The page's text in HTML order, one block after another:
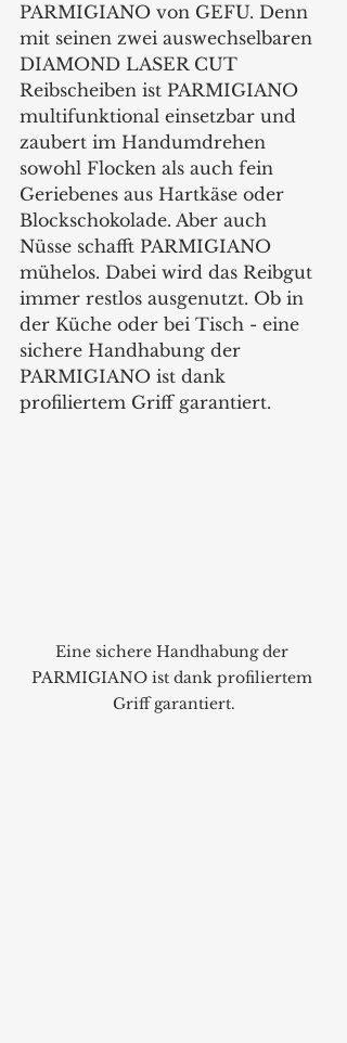
PARMIGIANO von GEFU. Denn
mit seinen zwei auswechselbaren
DIAMOND LASER CUT
Reibscheiben ist PARMIGIANO
multifunktional einsetzbar und
zaubert im Handumdrehen
sowohl Flocken als auch fein
Geriebenes aus Hartkäse oder
Blockschokolade. Aber auch
Nüsse schafft PARMIGIANO
mühelos. Dabei wird das Reibgut
immer restlos ausgenutzt. Ob in
der Küche oder bei Tisch - eine
sichere Handhabung der
PARMIGIANO ist dank
profiliertem Griff garantiert.
Eine sichere Handhabung der
PARMIGIANO ist dank profiliertem
Griff garantiert.